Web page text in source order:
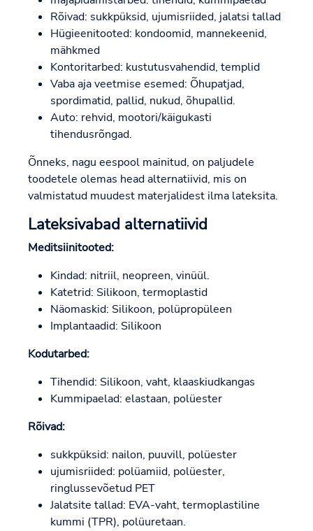
Rõivad: sukkpüksid, ujumisriided, jalatsi tallad
Hügieenitooted: kondoomid, mannekeenid,
mähkmed
Kontoritarbed: kustutusvahendid, templid
Vaba aja veetmise esemed: Õhupatjad,
spordimatid, pallid, nukud, õhupallid.
Auto: rehvid, mootori/käigukasti
tihendusrõngad.
Õnneks, nagu eespool mainitud, on paljudele
toodetele olemas head alternatiivid, mis on
valmistatud muudest materjalidest ilma lateksita.
Lateksivabad alternatiivid
Meditsiinitooted:
Kindad: nitriil, neopreen, vinüül.
Katetrid: Silikoon, termoplastid
Näomaskid: Silikoon, polüpropüleen
Implantaadid: Silikoon
Kodutarbed:
Tihendid: Silikoon, vaht, klaaskiudkangas
Kummipaelad: elastaan, polüester
Rõivad:
sukkpüksid: nailon, puuvill, polüester
ujumisriided: polüamiid, polüester,
ringlussevõetud PET
Jalatsite tallad: EVA-vaht, termoplastiline
kummi (TPR), polüuretaan.